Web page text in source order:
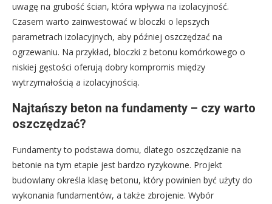
uwagę na grubość ścian, która wpływa na izolacyjność.
Czasem warto zainwestować w bloczki o lepszych
parametrach izolacyjnych, aby później oszczędzać na
ogrzewaniu. Na przykład, bloczki z betonu komórkowego o
niskiej gęstości oferują dobry kompromis między
wytrzymałością a izolacyjnością.
Najtańszy beton na fundamenty – czy warto
oszczędzać?
Fundamenty to podstawa domu, dlatego oszczędzanie na
betonie na tym etapie jest bardzo ryzykowne. Projekt
budowlany określa klasę betonu, który powinien być użyty do
wykonania fundamentów, a także zbrojenie. Wybór